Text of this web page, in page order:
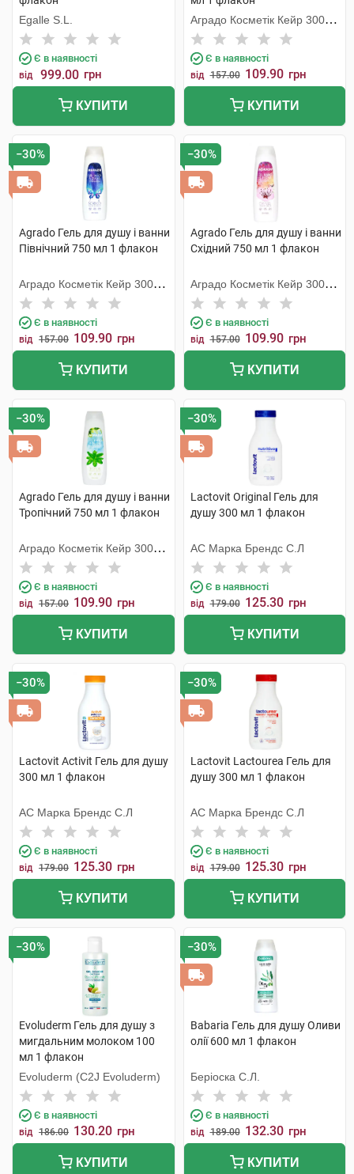
Egalle S.L.
Є в наявності
від 999.00 грн
КУПИТИ
Аградо Косметік Кейр 3000
С.Л.У.
Є в наявності
від 157.00 109.90 грн
КУПИТИ
−30%
Agrado Гель для душу і ванни
Північний 750 мл 1 флакон
Аградо Косметік Кейр 3000
С.Л.У.
Є в наявності
від 157.00 109.90 грн
КУПИТИ
−30%
Agrado Гель для душу і ванни
Східний 750 мл 1 флакон
Аградо Косметік Кейр 3000
С.Л.У.
Є в наявності
від 157.00 109.90 грн
КУПИТИ
−30%
Agrado Гель для душу і ванни
Тропічний 750 мл 1 флакон
Аградо Косметік Кейр 3000
С.Л.У.
Є в наявності
від 157.00 109.90 грн
КУПИТИ
−30%
Lactovit Original Гель для
душу 300 мл 1 флакон
АС Марка Брендс С.Л
Є в наявності
від 179.00 125.30 грн
КУПИТИ
−30%
Lactovit Activit Гель для душу
300 мл 1 флакон
АС Марка Брендс С.Л
Є в наявності
від 179.00 125.30 грн
КУПИТИ
−30%
Lactovit Lactourea Гель для
душу 300 мл 1 флакон
АС Марка Брендс С.Л
Є в наявності
від 179.00 125.30 грн
КУПИТИ
−30%
Evoluderm Гель для душу з
мигдальним молоком 100
мл 1 флакон
Evoluderm (C2J Evoluderm)
Є в наявності
від 186.00 130.20 грн
КУПИТИ
−30%
Babaria Гель для душу Оливи
олії 600 мл 1 флакон
Беріоска С.Л.
Є в наявності
від 189.00 132.30 грн
КУПИТИ